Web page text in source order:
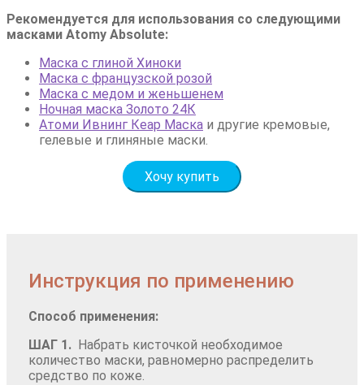
Рекомендуется для использования со следующими
масками Atomy Absolute:
Маска с глиной Хиноки
Маска с французской розой
Маска с медом и женьшенем
Ночная маска Золото 24К
Атоми Ивнинг Кеар Маска и другие кремовые,
гелевые и глиняные маски.
Хочу купить
Инструкция по применению
Способ применения:
ШАГ 1. Набрать кисточкой необходимое
количество маски, равномерно распределить
средство по коже.